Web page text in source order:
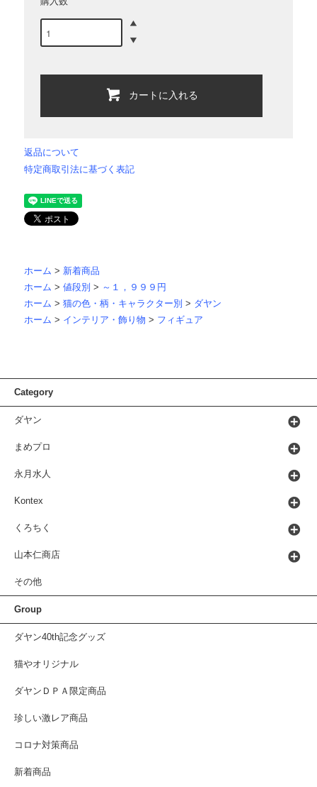
カートに入れる
返品について
特定商取引法に基づく表記
ホーム > 新着商品
ホーム > 値段別 > ～１，９９９円
ホーム > 猫の色・柄・キャラクター別 > ダヤン
ホーム > インテリア・飾り物 > フィギュア
Category
ダヤン
まめプロ
永月水人
Kontex
くろちく
山本仁商店
その他
Group
ダヤン40th記念グッズ
猫やオリジナル
ダヤンＤＰＡ限定商品
珍しい激レア商品
コロナ対策商品
新着商品